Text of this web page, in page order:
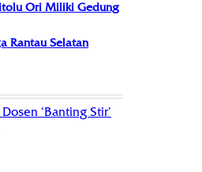
Ori Miliki Gedung
Rantau Selatan
‘Banting Stir’